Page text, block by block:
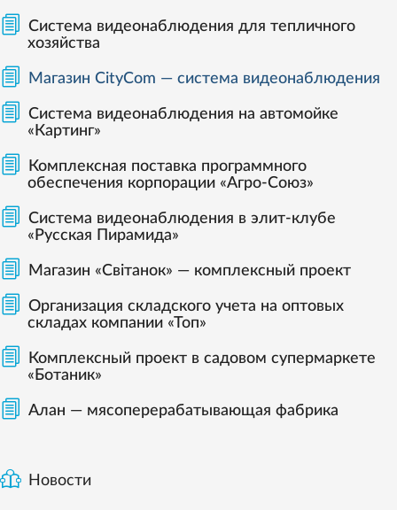
Система видеонаблюдения для тепличного
хозяйства
Магазин CityCom — система видеонаблюдения
Система видеонаблюдения на автомойке
«Картинг»
Комплексная поставка программного
обеспечения корпорации «Агро-Союз»
Система видеонаблюдения в элит-клубе
«Русская Пирамида»
Магазин «Світанок» — комплексный проект
Организация складского учета на оптовых
складах компании «Топ»
Комплексный проект в садовом супермаркете
«Ботаник»
Алан — мясоперерабатывающая фабрика
Новости